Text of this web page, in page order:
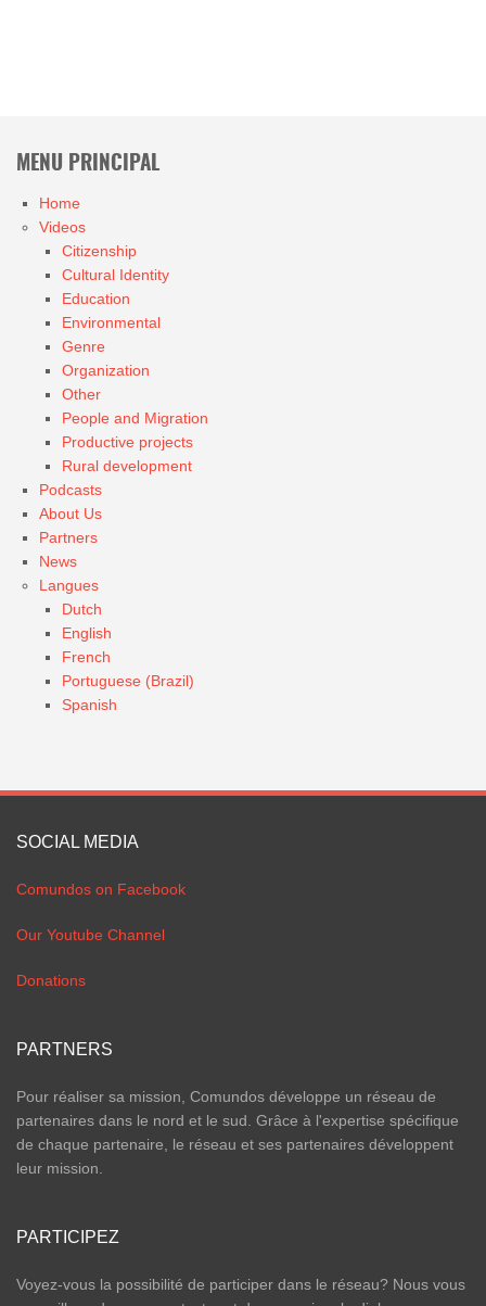
MENU PRINCIPAL
Home
Videos
Citizenship
Cultural Identity
Education
Environmental
Genre
Organization
Other
People and Migration
Productive projects
Rural development
Podcasts
About Us
Partners
News
Langues
Dutch
English
French
Portuguese (Brazil)
Spanish
SOCIAL MEDIA
Comundos on Facebook
Our Youtube Channel
Donations
PARTNERS
Pour réaliser sa mission, Comundos développe un réseau de
partenaires dans le nord et le sud. Grâce à l'expertise spécifique
de chaque partenaire, le réseau et ses partenaires développent
leur mission.
PARTICIPEZ
Voyez-vous la possibilité de participer dans le réseau? Nous vous